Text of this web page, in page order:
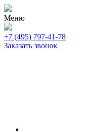
Меню
+7 (495) 797-41-78
Заказать звонок